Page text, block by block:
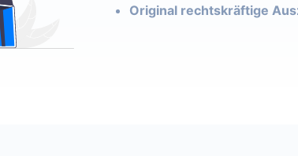
Original rechtskräftige